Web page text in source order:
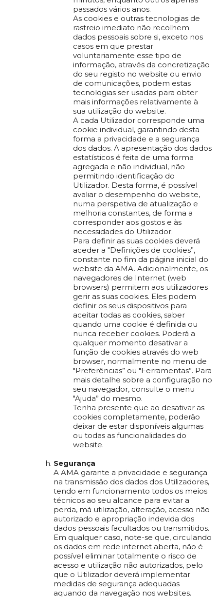
passados vários anos.
As cookies e outras tecnologias de
rastreio imediato não recolhem
dados pessoais sobre si, exceto nos
casos em que prestar
voluntariamente esse tipo de
informação, através da concretização
do seu registo no website ou envio
de comunicações, podem estas
tecnologias ser usadas para obter
mais informações relativamente à
sua utilização do website.
A cada Utilizador corresponde uma
cookie individual, garantindo desta
forma a privacidade e a segurança
dos dados. A apresentação dos dados
estatísticos é feita de uma forma
agregada e não individual, não
permitindo identificação do
Utilizador. Desta forma, é possível
avaliar o desempenho do website,
numa perspetiva de atualização e
melhoria constantes, de forma a
corresponder aos gostos e às
necessidades do Utilizador.
Para definir as suas cookies deverá
aceder a "Definições de cookies”,
constante no fim da página inicial do
website da AMA. Adicionalmente, os
navegadores de Internet (web
browsers) permitem aos utilizadores
gerir as suas cookies. Eles podem
definir os seus dispositivos para
aceitar todas as cookies, saber
quando uma cookie é definida ou
nunca receber cookies. Poderá a
qualquer momento desativar a
função de cookies através do web
browser, normalmente no menu de
"Preferências” ou "Ferramentas”. Para
mais detalhe sobre a configuração no
seu navegador, consulte o menu
"Ajuda” do mesmo.
Tenha presente que ao desativar as
cookies completamente, poderão
deixar de estar disponíveis algumas
ou todas as funcionalidades do
website.
Segurança
A AMA garante a privacidade e segurança
na transmissão dos dados dos Utilizadores,
tendo em funcionamento todos os meios
técnicos ao seu alcance para evitar a
perda, má utilização, alteração, acesso não
autorizado e apropriação indevida dos
dados pessoais facultados ou transmitidos.
Em qualquer caso, note-se que, circulando
os dados em rede internet aberta, não é
possível eliminar totalmente o risco de
acesso e utilização não autorizados, pelo
que o Utilizador deverá implementar
medidas de segurança adequadas
aquando da navegação nos websites.